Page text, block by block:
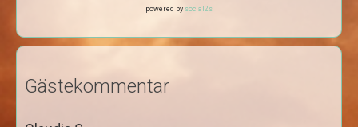
4 Tage Nassersee Kreuzfahrt
powered by social2s
Gästekommentar